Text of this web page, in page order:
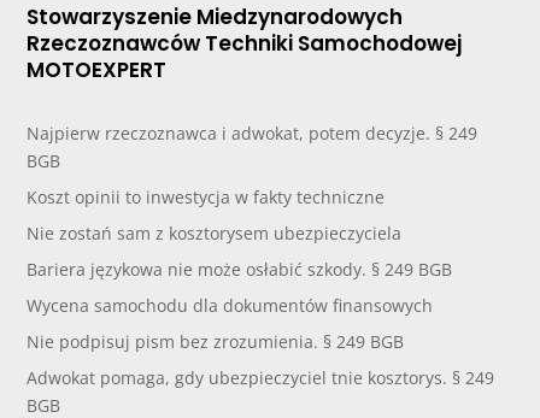
Stowarzyszenie Miedzynarodowych
Rzeczoznawców Techniki Samochodowej
MOTOEXPERT
Najpierw rzeczoznawca i adwokat, potem decyzje. § 249
BGB
Koszt opinii to inwestycja w fakty techniczne
Nie zostań sam z kosztorysem ubezpieczyciela
Bariera językowa nie może osłabić szkody. § 249 BGB
Wycena samochodu dla dokumentów finansowych
Nie podpisuj pism bez zrozumienia. § 249 BGB
Adwokat pomaga, gdy ubezpieczyciel tnie kosztorys. § 249
BGB